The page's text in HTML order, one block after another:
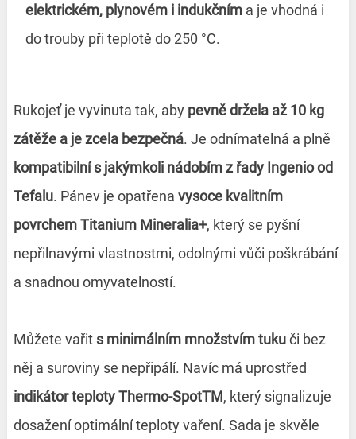
elektrickém, plynovém i indukčníma je vhodná i
do trouby při teplotě do 250 °C.
Rukojeť je vyvinuta tak, aby pevně držela až 10 kg
zátěže a je zcela bezpečná. Je odnímatelná a plně
kompatibilní s jakýmkoli nádobím z řady Ingenio od
Tefalu. Pánev je opatřena vysoce kvalitním
povrchem Titanium Mineralia+, který se pyšní
nepřilnavými vlastnostmi, odolnými vůči poškrábání
a snadnou omyvatelností.
Můžete vařit s minimálním množstvím tukuči bez
něj a suroviny se nepřipálí. Navíc má uprostřed
indikátor teploty Thermo-SpotTM, který signalizuje
dosažení optimální teploty vaření. Sada je skvěle